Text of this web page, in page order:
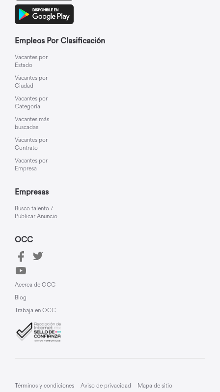
Empleos Por Clasificación
Vacantes por
Estado
Vacantes por
Ciudad
Vacantes por
Categoría
Vacantes más
buscadas
Vacantes por
Contrato
Vacantes por
Empresa
Empresas
Busco talento /
Publicar Anuncio
OCC
Acerca de OCC
Blog
Trabaja en OCC
Términos y condiciones Aviso de privacidad Mapa de sitio